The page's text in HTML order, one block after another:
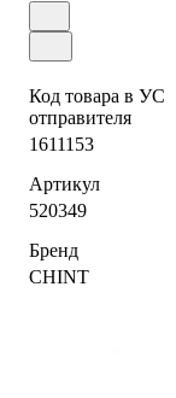
Код товара в УС
отправителя
1611153
Артикул
520349
Бренд
CHINT